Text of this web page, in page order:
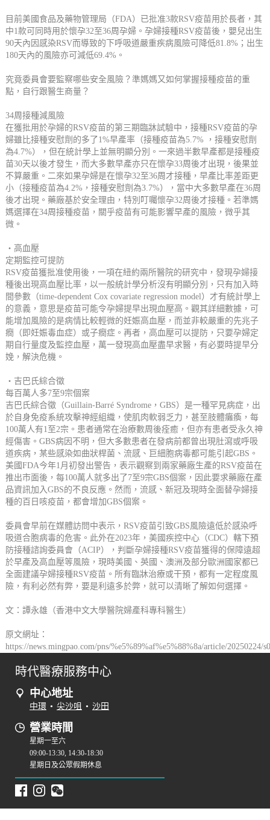
目前美國食品及藥物管理局（FDA）已批准3款RSV疫苗用於長者，其
中1款可同時用於懷孕32至36周孕婦。孕婦接種RSV疫苗後，嬰兒出生
90天內因感染RSV而導致的下呼吸道嚴重疾病風險可降低81.8%；出生
180天內的風險亦可減低69.4%。
究竟委員會要監察哪些安全風險？準媽媽又如何掌握接種疫苗的重
點，自行跟醫生商量？
34周接種減風險
在獲批用於孕婦的RSV疫苗的第三期臨牀試驗中，接種RSV疫苗的孕
婦雖比接種安慰劑的多了1%早產率（接種疫苗為5.7% ，接種安慰劑
為4.7%），但在統計學上並無明顯分別。一來過半數早產都是接種疫
苗30天以後才發生，而大多數早產亦只在懷孕33周後才出現，後果並
不算嚴重。二來如果孕婦是在懷孕32至36周才接種，早產比率差距更
小（接種疫苗為4.2%，接種安慰劑為3.7%），當中大多數早產在36周
後才出現。藥廠基於安全理由，特別叮囑懷孕32周後才接種。若準媽
媽選擇在34周接種疫苗，關乎疫苗有可能影響早產的風險，微乎其
微。
‧高血壓
定期監控可提防
RSV疫苗獲批准使用後，一項在紐約兩所醫院的研究中，發現孕婦接
種後出現高血壓比率，以一般統計學分析沒有明顯分別，只有加入時
間參數（time-dependent Cox covariate regression model）才有統計學上
的意義，意思是疫苗可能令孕婦提早出現血壓高。觀其詳細數據，可
能增加風險的是病情比較輕微的妊娠高血壓，而並非較嚴重的先兆子
癇（即妊娠毒血症）或子癇症。再者，高血壓可以提防，只要孕婦定
期自行量度及監控血壓，萬一發現高血壓盡早求醫，有必要時提早分
娩，解決危機。
‧吉巴氏綜合徵
每百萬人多7至9宗個案
吉巴氏綜合徵（Guillain-Barré Syndrome，GBS）是一種罕見病症，出
於自身免疫系統攻擊神經組織，使肌肉軟弱乏力，甚至肢體癱瘓，每
100萬人有1至2宗。患者通常在治療數周後痊癒，但亦有患者受永久神
經傷害。GBS病因不明，但大多數患者在發病前都曾出現肚瀉或呼吸
道疾病，某些感染如曲狀桿菌、流感、巨細胞病毒都可能引起GBS。
美國FDA今年1月初發出警告，表示觀察到兩家藥廠生產的RSV疫苗在
推出市面後，每100萬人就多出了7至9宗GBS個案，因此要求藥廠在產
品資訊加入GBS的不良反應。然而，流感、新冠及現時全面替孕婦接
種的百日咳疫苗，都會增加GBS個案。
委員會早前在媒體訪問中表示，RSV疫苗引致GBS風險遠低於感染呼
吸道合胞病毒的危害。此外在2023年，美國疾控中心（CDC）轄下預
防接種諮詢委員會（ACIP），判斷孕婦接種RSV疫苗獲得的保障遠超
於早產及高血壓等風險，現時美國、英國、澳洲及部分歐洲國家都已
全面建議孕婦接種RSV疫苗。所有臨牀治療或干預，都有一定程度風
險，有利必然有弊，要是利遠多於弊，就可以清晰了解如何選擇。
文：譚永雄（香港中文大學醫院婦產科專科醫生）
原文網址：
https://news.mingpao.com/pns/%e5%89%af%e5%88%8a/article/20250224/
時代醫療服務中心
中心地址
中環 • 尖沙咀 • 沙田
營業時間
星期一至六
09:00-13:30, 14:30-18:30
星期日及公眾假期休息